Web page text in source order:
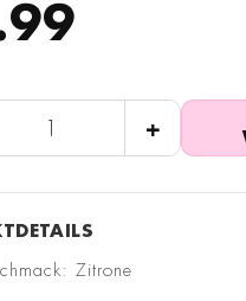
+
Zitrone